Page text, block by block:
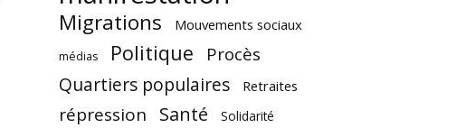
Migrations Mouvements sociaux
médias Politique Procès
Quartiers populaires Retraites
répression Santé Solidarité